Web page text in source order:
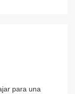
para una